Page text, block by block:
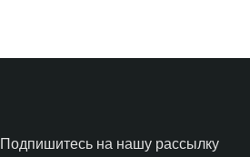
Подпишитесь на нашу рассылку